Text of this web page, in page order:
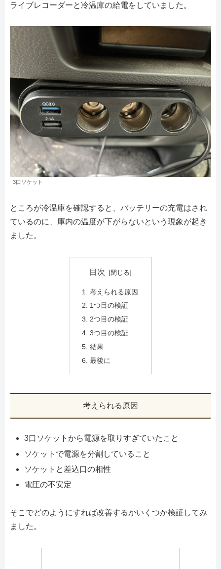
ライブレコーダーと冷温庫の給電をしていました。
3口ソケット
ところが冷温庫を確認すると、バッテリーの充電はされ
ているのに、庫内の温度が下がらないという現象が起き
ました。
目次
考えられる原因
1つ目の検証
2つ目の検証
3つ目の検証
結果
最後に
考えられる原因
3口ソケットから電源を取りすぎていたこと
ソケットで電源を分割していること
ソケットと差込口の相性
電圧の不安定
そこでどのようにすれば改善するかいくつか検証してみ
ました。